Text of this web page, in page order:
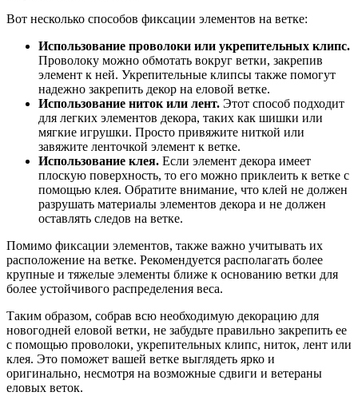
Вот несколько способов фиксации элементов на ветке:
Использование проволоки или укрепительных клипс.
Проволоку можно обмотать вокруг ветки, закрепив
элемент к ней. Укрепительные клипсы также помогут
надежно закрепить декор на еловой ветке.
Использование ниток или лент. Этот способ подходит
для легких элементов декора, таких как шишки или
мягкие игрушки. Просто привяжите ниткой или
завяжите ленточкой элемент к ветке.
Использование клея. Если элемент декора имеет
плоскую поверхность, то его можно приклеить к ветке с
помощью клея. Обратите внимание, что клей не должен
разрушать материалы элементов декора и не должен
оставлять следов на ветке.
Помимо фиксации элементов, также важно учитывать их
расположение на ветке. Рекомендуется располагать более
крупные и тяжелые элементы ближе к основанию ветки для
более устойчивого распределения веса.
Таким образом, собрав всю необходимую декорацию для
новогодней еловой ветки, не забудьте правильно закрепить ее
с помощью проволоки, укрепительных клипс, ниток, лент или
клея. Это поможет вашей ветке выглядеть ярко и
оригинально, несмотря на возможные сдвиги и ветераны
еловых веток.